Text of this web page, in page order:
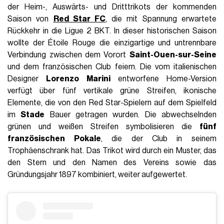
der Heim-, Auswärts- und Dritttrikots der kommenden
Saison von
Red Star FC, die mit Spannung erwartete
Rückkehr in die Ligue 2 BKT. In dieser historischen Saison
wollte der Étoile Rouge die einzigartige und untrennbare
Verbindung zwischen dem Vorort Saint-Ouen-sur-Seine
und dem französischen Club feiern. Die vom italienischen
Designer
Lorenzo Marinientworfene Home-Version
verfügt über fünf vertikale grüne Streifen, ikonische
Elemente, die von den Red Star-Spielern auf dem Spielfeld
imStade Bauer getragen wurden. Die abwechselnden
grünen und weißen Streifen symbolisieren die fünf
französischen Pokale, die der Club in seinem
Trophäenschrank hat. Das Trikot wird durch ein Muster, das
den Stern und den Namen des Vereins sowie das
Gründungsjahr 1897 kombiniert, weiter aufgewertet.